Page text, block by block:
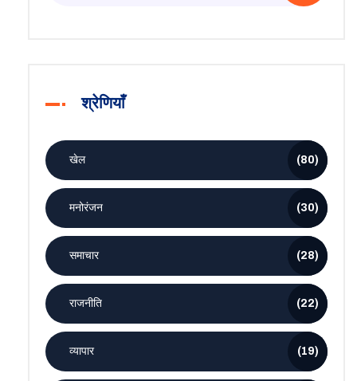
श्रेणियाँ
खेल (80)
मनोरंजन (30)
समाचार (28)
राजनीति (22)
व्यापार (19)